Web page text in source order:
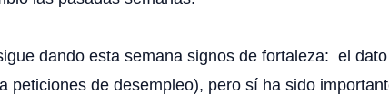
dando esta semana signos de fortaleza: el
peticiones de desempleo), pero sí ha sido